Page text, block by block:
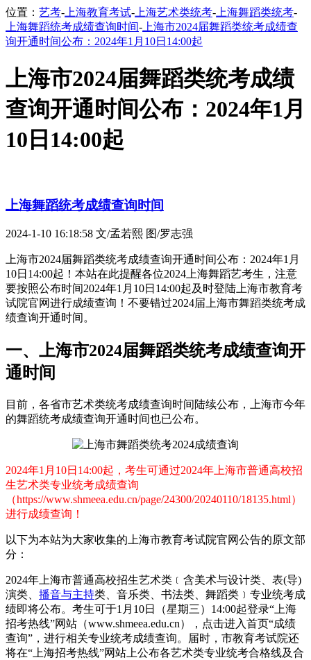
位置： 艺考- 上海教育考试- 上海艺术类统考- 上海舞蹈类统考-
上海舞蹈统考成绩查询时间- 上海市2024届舞蹈类统考成绩查
询开通时间公布：2024年1月10日14:00起
上海市2024届舞蹈类统考成绩
查询开通时间公布：2024年1月
10日14:00起
上海舞蹈统考成绩查询时间
2024-1-10 16:18:58 文/孟若熙 图/罗志强
上海市2024届舞蹈类统考成绩查询开通时间公布：2024年1月
10日14:00起！本站在此提醒各位2024上海舞蹈艺考生，注意
要按照公布时间2024年1月10日14:00起及时登陆上海市教育考
试院官网进行成绩查询！不要错过2024届上海市舞蹈类统考成
绩查询开通时间。
一、上海市2024届舞蹈类统考成绩查询开
通时间
目前，各省市艺术类统考成绩查询时间陆续公布，上海市今年
的舞蹈统考成绩查询开通时间也已公布。
2024年1月10日14:00起，考生可通过2024年上海市普通高校招
生艺术类专业统考成绩查询
（https://www.shmeea.edu.cn/page/24300/20240110/18135.html）
进行成绩查询！
以下为本站为大家收集的上海市教育考试院官网公告的原文部
分：
2024年上海市普通高校招生艺术类﹝含美术与设计类、表(导)
演类、 播音与主持类、音乐类、书法类、舞蹈类﹞专业统考成
绩即将公布。考生可于1月10日（星期三）14:00起登录“上海
招考热线”网站（www.shmeea.edu.cn），点击进入首页“成绩
查询”，进行相关专业统考成绩查询。届时，市教育考试院还
将在“上海招考热线”网站上公布各艺术类专业统考合格线及合